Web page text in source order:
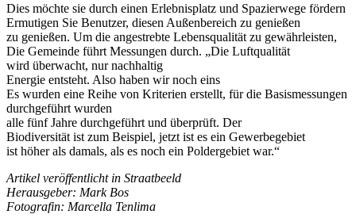
Dies möchte sie durch einen Erlebnisplatz und Spazierwege fördern
Ermutigen Sie Benutzer, diesen Außenbereich zu genießen
zu genießen. Um die angestrebte Lebensqualität zu gewährleisten,
Die Gemeinde führt Messungen durch. „Die Luftqualität
wird überwacht, nur nachhaltig
Energie entsteht. Also haben wir noch eins
Es wurden eine Reihe von Kriterien erstellt, für die Basismessungen
durchgeführt wurden
alle fünf Jahre durchgeführt und überprüft. Der
Biodiversität ist zum Beispiel, jetzt ist es ein Gewerbegebiet
ist höher als damals, als es noch ein Poldergebiet war.“
Artikel veröffentlicht in Straatbeeld
Herausgeber: Mark Bos
Fotografin: Marcella Tenlima